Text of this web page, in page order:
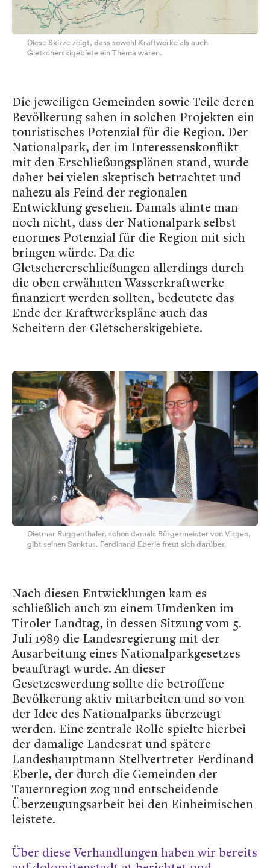
Diese Skizze zeigt, dass sowohl Kraftwerke als auch
Gletscherskigebiete ein Thema waren.
Die jeweiligen Gemeinden sowie Teile deren
Bevölkerung sahen in solchen Projekten ein
touristisches Potenzial für die Region. Der
Nationalpark, der im Interessenskonflikt
mit den Erschließungsplänen stand, wurde
daher bei vielen skeptisch betrachtet und
nahezu als Feind der regionalen
Entwicklung gesehen. Damals ahnte man
noch nicht, dass der Nationalpark selbst
enormes Potenzial für die Region mit sich
bringen würde. Da die
Gletschererschließungen allerdings durch
die oben erwähnten Wasserkraftwerke
finanziert werden sollten, bedeutete das
Ende der Kraftwerkspläne auch das
Scheitern der Gletscherskigebiete.
Dietmar Ruggenthaler, schon damals Bürgermeister von Virgen,
gibt seinen Sanktus. Ferdinand Eberle freut sich darüber.
Nach diesen Entwicklungen kam es
schließlich auch zu einem Umdenken im
Tiroler Landtag, in dessen Sitzung vom 5.
Juli 1989 die Landesregierung mit der
Ausarbeitung eines Nationalparkgesetzes
beauftragt wurde.An dieser
Gesetzeswerdung sollte die betroffene
Bevölkerung aktiv mitarbeiten und so von
der Idee des Nationalparks überzeugt
werden. Eine zentrale Rolle spielte hierbei
der damalige Landesrat und spätere
Landeshauptmann-Stellvertreter Ferdinand
Eberle, der durch die Gemeinden der
Tauernregion zog und entscheidende
Überzeugungsarbeit bei den Einheimischen
leistete.
Über diese Verhandlungen haben wir bereits